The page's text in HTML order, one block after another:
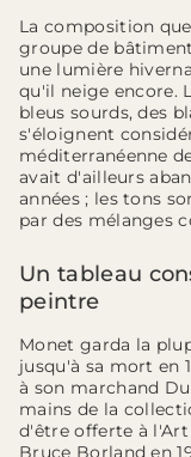
La composition
groupe de
une lumière
qu'il neige encore.
bleus sourds, des
s'éloignent
méditerranéenne
avait d'ailleurs
années ; les tons
par des mélanges
Un tableau
peintre
Monet garda la
jusqu'à sa mort en
à son marchand
mains de la
d'être offerte à
Bruce Borland en